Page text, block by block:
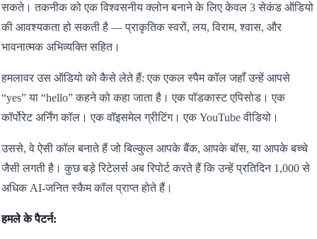
सकते। तकनीक को एक विश्वसनीय क्लोन बनाने के लिए केवल 3 सेकंड ऑडियो
की आवश्यकता हो सकती है — प्राकृतिक स्वरों, लय, विराम, श्वास, और
भावनात्मक अभिव्यक्ति सहित।
हमलावर उस ऑडियो को कैसे लेते हैं: एक एकल स्पैम कॉल जहाँ उन्हें आपसे
“yes” या “hello” कहने को कहा जाता है। एक पॉडकास्ट एपिसोड। एक
कॉर्पोरेट अर्निंग कॉल। एक वॉइसमेल ग्रीटिंग। एक YouTube वीडियो।
उससे, वे ऐसी कॉल बनाते हैं जो बिल्कुल आपके बैंक, आपके बॉस, या आपके बच्चे
जैसी लगती है। कुछ बड़े रिटेलर्स अब रिपोर्ट करते हैं कि उन्हें प्रतिदिन 1,000 से
अधिक AI-जनित स्कैम कॉल प्राप्त होते हैं।
हमले के पैटर्न: